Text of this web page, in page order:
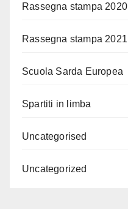
Rassegna stampa 2020
Rassegna stampa 2021
Scuola Sarda Europea
Spartiti in limba
Uncategorised
Uncategorized